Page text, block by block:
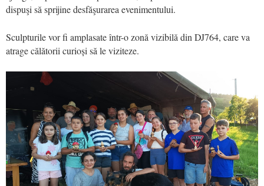
dispuşi să sprijine desfăşurarea evenimentului.
Sculpturile vor fi amplasate într-o zonă vizibilă din DJ764, care va
atrage călătorii curioși să le viziteze.